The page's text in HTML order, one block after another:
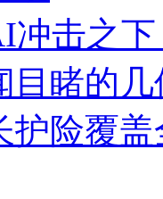
冲击之
目睹的
护险覆